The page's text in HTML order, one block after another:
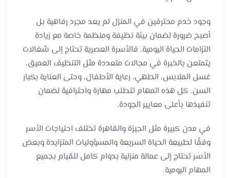
وجود خدم محترفين في المنزل لم يعد مجرد رفاهية بل
أصبح ضرورة لضمان بيئة نظيفة ومنظمة خاصة مع زيادة
التزامات الحياة اليومية. فالأسرة العصرية تحتاج إلى شغالات
يتمتعن بالخبرة في مجالات متعددة مثل التنظيف العميق،
غسل الملابس، الطهي، رعاية الأطفال، وحتى العناية بكبار
السن. كل هذه المهام تتطلب مهارة واحترافية لضمان
تنفيذها بأعلى معايير الجودة.
في مدن كبيرة مثل الجيزة والقاهرة تختلف احتياجات الأسر
وفقًا لطبيعة الحياة السريعة والمسؤوليات المتزايدة وبعض
الأسر تحتاج إلى عمالة منزلية بدوام كامل للقيام بجميع
المهام اليومية.